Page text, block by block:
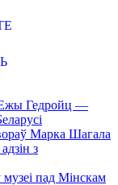
Ежы Гедройц —
Марка Шагала
з
пад Мінскам